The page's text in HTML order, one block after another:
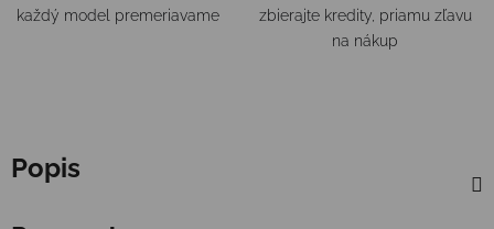
každý model premeriavame
zbierajte kredity, priamu zľavu
na nákup
Popis